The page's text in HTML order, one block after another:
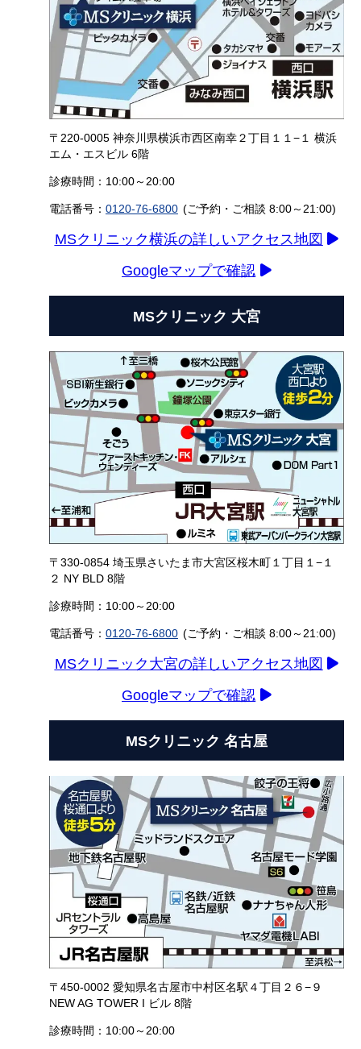
〒220-0005 神奈川県横浜市西区南幸２丁目１１−１ 横浜
エム・エスビル 6階
診療時間：10:00～20:00
電話番号： 0120-76-6800 (ご予約・ご相談 8:00～21:00)
MSクリニック横浜の詳しいアクセス地図
Googleマップで確認
MSクリニック 大宮
〒330-0854 埼玉県さいたま市大宮区桜木町１丁目１−１
２ NY BLD 8階
診療時間：10:00～20:00
電話番号： 0120-76-6800 (ご予約・ご相談 8:00～21:00)
MSクリニック大宮の詳しいアクセス地図
Googleマップで確認
MSクリニック 名古屋
〒450-0002 愛知県名古屋市中村区名駅４丁目２６−９
NEW AG TOWER I ビル 8階
診療時間：10:00～20:00